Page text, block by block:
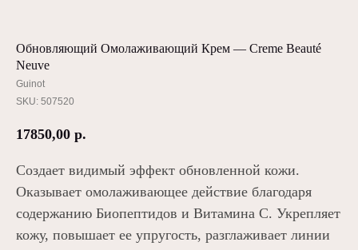
Обновляющий Омолаживающий Крем — Creme Beauté
Neuve
Guinot
SKU: 507520
17850,00 р.
Создает видимый эффект обновленной кожи.
Оказывает омолаживающее действие благодаря
содержанию Биопептидов и Витамина С. Укрепляет
кожу, повышает ее упругость, разглаживает линии